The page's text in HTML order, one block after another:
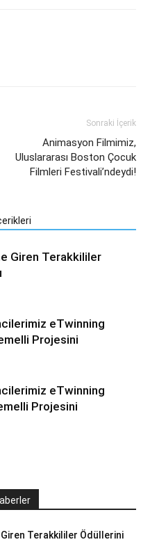
Sonraki İçerik
Animasyon Filmimiz,
Uluslararası Boston Çocuk
Filmleri Festivali’ndeydi!
Giren Terakkililer
eTwinning
Projesini
eTwinning
Projesini
Giren Terakkililer Ödüllerini